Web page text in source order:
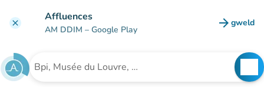
clear Affluences
AM DDIM – Google Play arrow_forward gweld
(tab
Chwilio am sefydliad